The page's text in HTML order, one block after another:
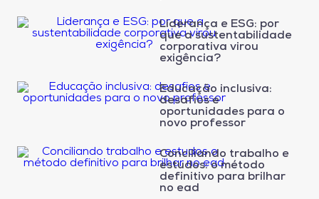
Liderança e ESG: por
que a sustentabilidade
corporativa virou
exigência?
Educação inclusiva:
desafios e
oportunidades para o
novo professor
Conciliando trabalho e
estudos: o método
definitivo para brilhar
no ead